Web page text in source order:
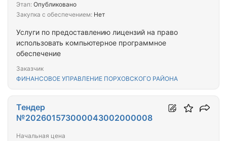
Услуги по предоставлению лицензий на право
использовать компьютерное программное
обеспечение
Заказчик
ФИНАНСОВОЕ УПРАВЛЕНИЕ ПОРХОВСКОГО РАЙОНА
Этап: Опубликовано
Закупка с обеспечением: Нет
Тендер
№202601573000043002000008
Начальная цена